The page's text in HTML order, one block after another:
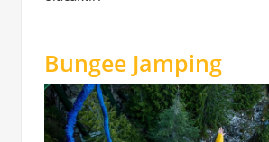
Bungee Jamping